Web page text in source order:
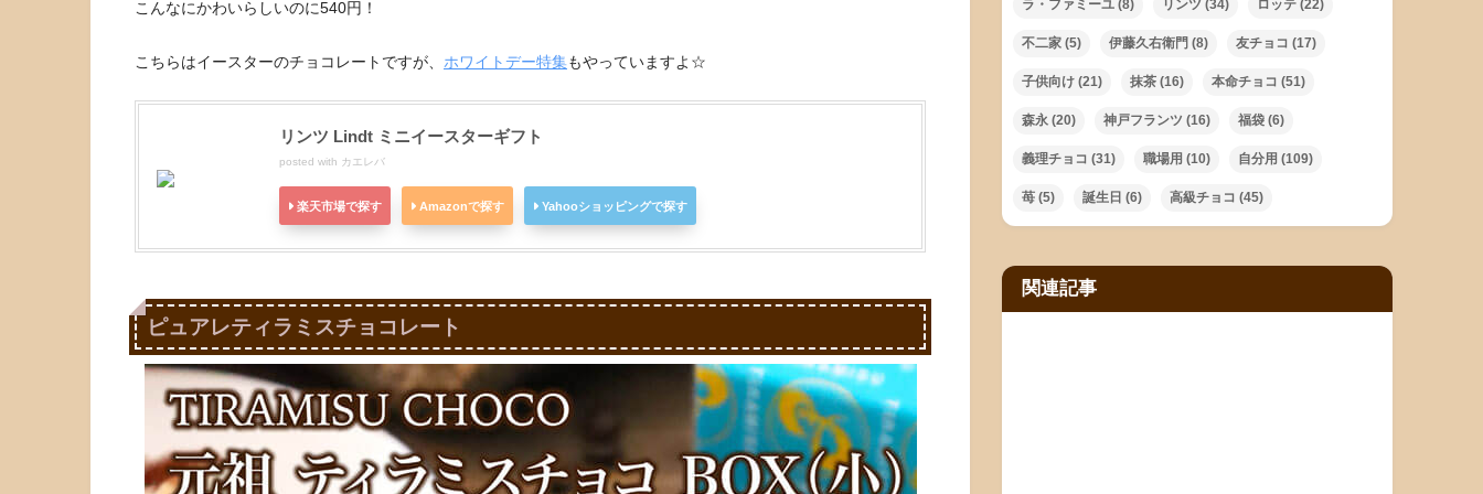
こんなにかわいらしいのに540円！
こちらはイースターのチョコレートですが、 ホワイトデー特集もやっていますよ☆
リンツ Lindt ミニイースターギフト
posted with カエレバ
楽天市場で探す Amazonで探す Yahooショッピングで探す
ピュアレティラミスチョコレート
ラ・ファミーユ (8) リンツ (34) ロッテ (22)
不二家 (5) 伊藤久右衛門 (8) 友チョコ (17)
子供向け (21) 抹茶 (16) 本命チョコ (51)
森永 (20) 神戸フランツ (16) 福袋 (6)
義理チョコ (31) 職場用 (10) 自分用 (109)
苺 (5) 誕生日 (6) 高級チョコ (45)
関連記事